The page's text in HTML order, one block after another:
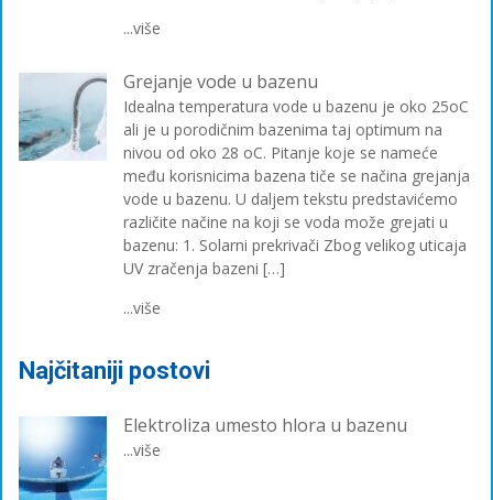
...više
Grejanje vode u bazenu
Idealna temperatura vode u bazenu je oko 25oC
ali je u porodičnim bazenima taj optimum na
nivou od oko 28 oC. Pitanje koje se nameće
među korisnicima bazena tiče se načina grejanja
vode u bazenu. U daljem tekstu predstavićemo
različite načine na koji se voda može grejati u
bazenu: 1. Solarni prekrivači Zbog velikog uticaja
UV zračenja bazeni […]
...više
Najčitaniji postovi
Elektroliza umesto hlora u bazenu
...više